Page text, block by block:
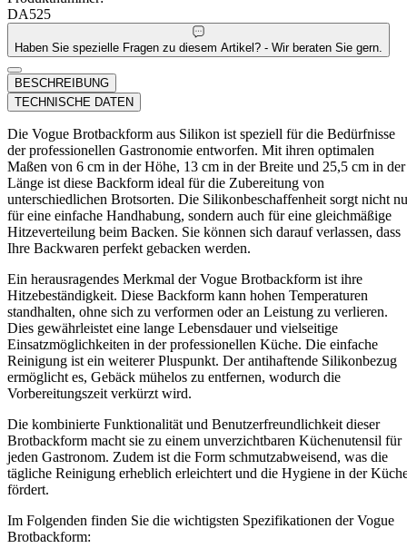
DA525
Haben Sie spezielle Fragen zu diesem Artikel? - Wir beraten Sie gern.
BESCHREIBUNG
TECHNISCHE DATEN
Die Vogue Brotbackform aus Silikon ist speziell für die Bedürfnisse
der professionellen Gastronomie entworfen. Mit ihren optimalen
Maßen von 6 cm in der Höhe, 13 cm in der Breite und 25,5 cm in der
Länge ist diese Backform ideal für die Zubereitung von
unterschiedlichen Brotsorten. Die Silikonbeschaffenheit sorgt nicht
für eine einfache Handhabung, sondern auch für eine gleichmäßige
Hitzeverteilung beim Backen. Sie können sich darauf verlassen, dass
Ihre Backwaren perfekt gebacken werden.
Ein herausragendes Merkmal der Vogue Brotbackform ist ihre
Hitzebeständigkeit. Diese Backform kann hohen Temperaturen
standhalten, ohne sich zu verformen oder an Leistung zu verlieren.
Dies gewährleistet eine lange Lebensdauer und vielseitige
Einsatzmöglichkeiten in der professionellen Küche. Die einfache
Reinigung ist ein weiterer Pluspunkt. Der antihaftende Silikonbezug
ermöglicht es, Gebäck mühelos zu entfernen, wodurch die
Vorbereitungszeit verkürzt wird.
Die kombinierte Funktionalität und Benutzerfreundlichkeit dieser
Brotbackform macht sie zu einem unverzichtbaren Küchenutensil für
jeden Gastronom. Zudem ist die Form schmutzabweisend, was die
tägliche Reinigung erheblich erleichtert und die Hygiene in der
fördert.
Im Folgenden finden Sie die wichtigsten Spezifikationen der Vogue
Brotbackform: